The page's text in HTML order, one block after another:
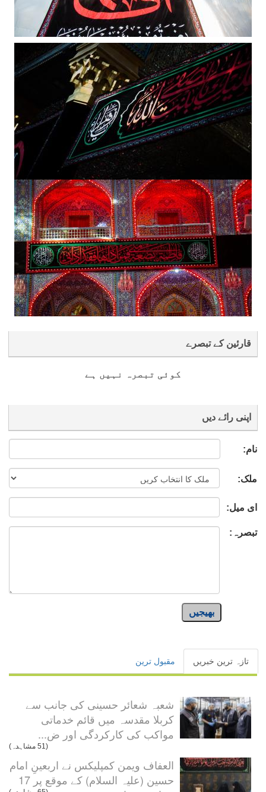
قارئین کے تبصرے
کوئی تبصرہ نہیں ہے
اپنی رائے دیں
نام:
ملک:
ای میل:
تبصرہ:
بھیجیں
تازہ ترین خبریں مقبول ترین
شعبہ شعائر حسینی کی جانب سے
کربلا مقدسہ میں قائم خدماتی
مواکب کی کارکردگی اور ض...
(51 مشاہدہ)
العفاف ویمن کمپلیکس نے اربعینِ امام
حسین (علیہ السلام) کے موقع پر 17